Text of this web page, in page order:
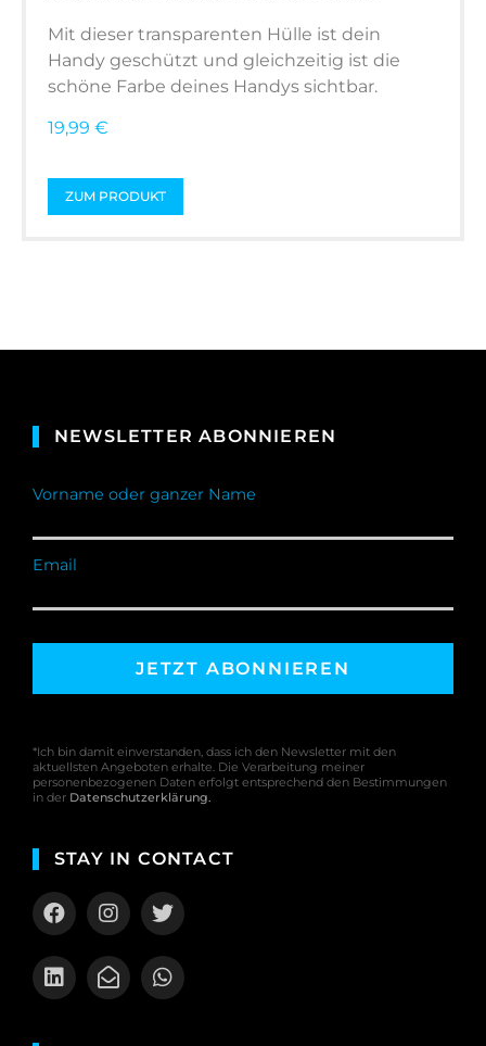
Mit dieser transparenten Hülle ist dein
Handy geschützt und gleichzeitig ist die
schöne Farbe deines Handys sichtbar.
19,99 €
ZUM PRODUKT
STAY IN CONTACT
NEWSLETTER ABONNIEREN
Vorname oder ganzer Name
Email
*Ich bin damit einverstanden, dass ich den Newsletter mit den
aktuellsten Angeboten erhalte. Die Verarbeitung meiner
personenbezogenen Daten erfolgt entsprechend den Bestimmungen
in der Datenschutzerklärung.